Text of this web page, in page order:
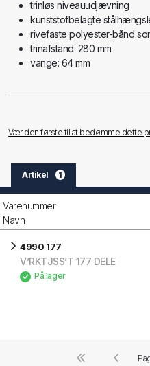
trinløs niveauudjævning
kunststofbelagte
rivefaste polyester-bånd
trinafstand: 280 mm
vange: 64 mm
Vær den første til at bedømme dette
Artikel 1
Varenummer
Navn
4990 177
V’RKTJSS’T 177 DELE
På lager